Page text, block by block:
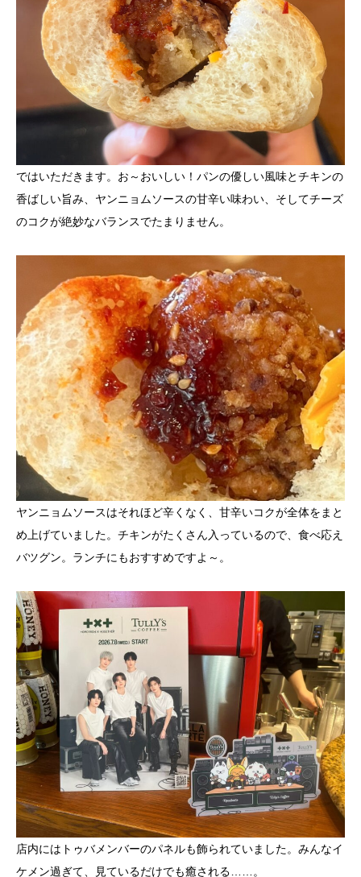
ではいただきます。お～おいしい！パンの優しい風味とチキンの
香ばしい旨み、ヤンニョムソースの甘辛い味わい、そしてチーズ
のコクが絶妙なバランスでたまりません。
ヤンニョムソースはそれほど辛くなく、甘辛いコクが全体をまと
め上げていました。チキンがたくさん入っているので、食べ応え
バツグン。ランチにもおすすめですよ～。
店内にはトゥバメンバーのパネルも飾られていました。みんなイ
ケメン過ぎて、見ているだけでも癒される……。